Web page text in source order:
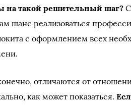
на такой решительный шаг?
шанс реализоваться
с оформлением всех
отличаются от
как может показаться.